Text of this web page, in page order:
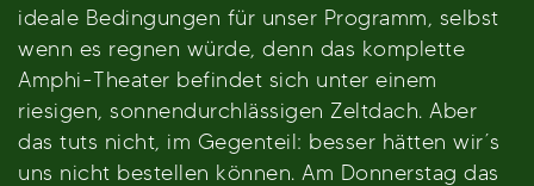
ideale Bedingungen für unser Programm, selbst
wenn es regnen würde, denn das komplette
Amphi-Theater befindet sich unter einem
riesigen, sonnendurchlässigen Zeltdach. Aber
das tuts nicht, im Gegenteil: besser hätten wir´s
uns nicht bestellen können. Am Donnerstag das